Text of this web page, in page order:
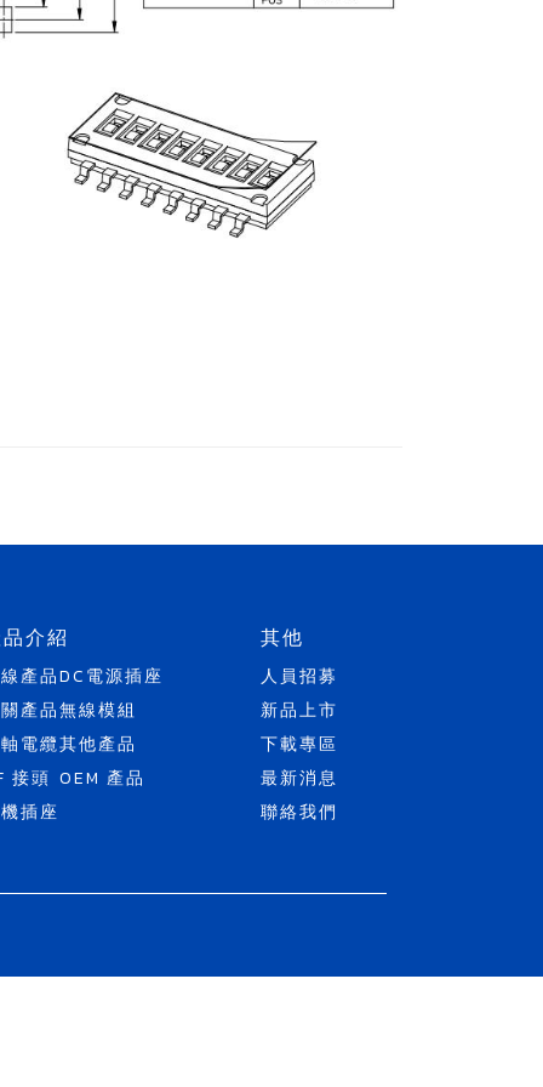
介紹
產品
產品
電纜
接頭
插座
DC電源插座
無線模組
其他產品
OEM 產品
其他
人員招募
新品上市
下載專區
最新消息
聯絡我們